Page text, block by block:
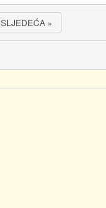
SLJEDEĆA »